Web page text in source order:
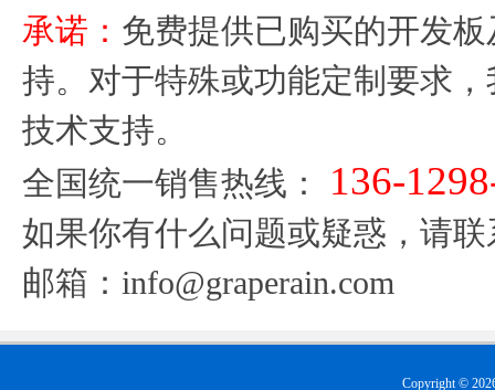
承诺： 免费提供已购买的开发
持。对于特殊或功能定制要求
技术支持。
全国统一销售热线：
136-
如果你有什么问题或疑惑，请
邮箱： info@graperain.com
Copyright ©